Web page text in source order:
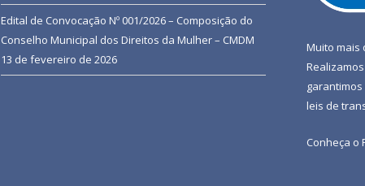
Edital de Convocação Nº 001/2026 – Composição do
Conselho Municipal dos Direitos da Mulher – CMDM
13 de fevereiro de 2026
Muito mais
leis de
Conheça o